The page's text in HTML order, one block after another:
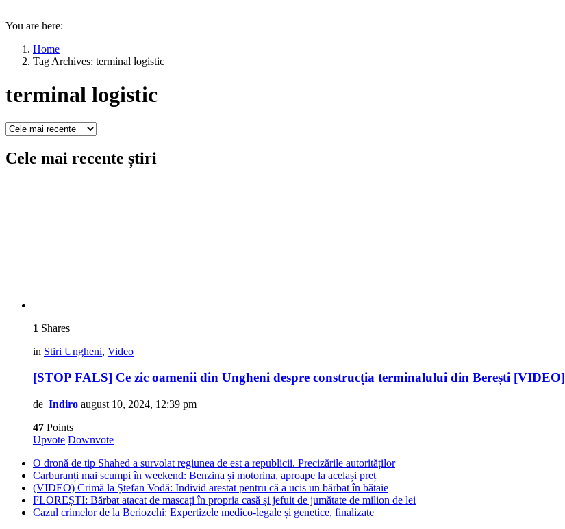
You are here:
Home
Tag Archives: terminal logistic
terminal logistic
Cele mai recente știri
1 Shares
in Stiri Ungheni, Video
[STOP FALS] Ce zic oamenii din Ungheni despre construcția terminalului din Berești [VIDEO]
de Indiro august 10, 2024, 12:39 pm
47 Points
Upvote Downvote
O dronă de tip Shahed a survolat regiunea de est a republicii. Precizările autorităților
Carburanți mai scumpi în weekend: Benzina și motorina, aproape la același preț
(VIDEO) Crimă la Ștefan Vodă: Individ arestat pentru că a ucis un bărbat în bătaie
FLOREȘTI: Bărbat atacat de mascați în propria casă și jefuit de jumătate de milion de lei
Cazul crimelor de la Beriozchi: Expertizele medico-legale și genetice, finalizate